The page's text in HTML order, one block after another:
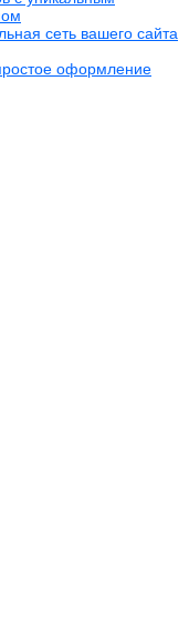
сеть вашего сайта
оформление